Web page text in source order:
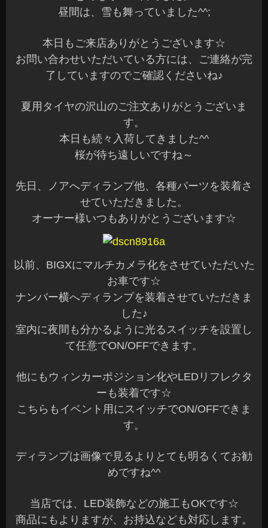
昼間は、雪も舞っていました^^;
本日もご来店ありがとうございます☆
お問い合わせいただいている方には、ご連絡が完
了していますのでご確認くださいね♪
夏用タイヤの沢山のご注文ありがとうございま
す。
本日も続々入荷してきました^^
桜が待ち遠しいですね～
先日、ノアへディランプ他、各種パーツを装着さ
せていただきました。
オーナー様いつもありがとうございます☆
以前、BIGXにマルチカメラ化をさせていただいた
お車です☆
ナンバー横へディランプを装着させていただきま
した♪
室内に夜間も分かるように光るスイッチを設置し
て任意でON/OFFできます。
他にもウィンカーポジション化やLEDリフレクタ
ーも装着です☆
こちらもイベント用にスイッチでON/OFFできま
す。
ディランプは画像で見るよりとても明るくてお勧
めですね^^
当店では、LED装飾などの施工もOKです☆
商品にもよりますが、お持込なども対応します。